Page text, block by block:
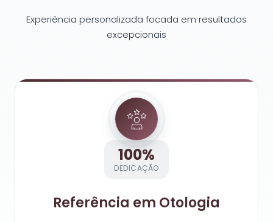
Experiência personalizada focada em resultados
excepcionais
100%
DEDICAÇÃO
Referência em Otologia